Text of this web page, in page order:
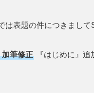
は表題の件につきまし
筆修正 『はじめに』追